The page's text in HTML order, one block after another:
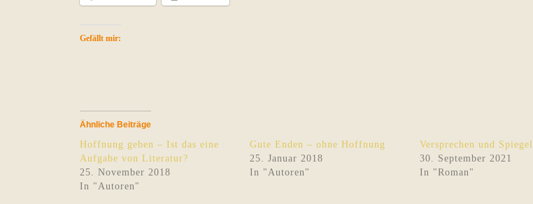
Gefällt mir:
Ähnliche Beiträge
Hoffnung geben – Ist das eine
Aufgabe von Literatur?
25. November 2018
In "Autoren"
Gute Enden – ohne Hoffnung
25. Januar 2018
In "Autoren"
Versprechen und Spiegel
30. September 2021
In "Roman"